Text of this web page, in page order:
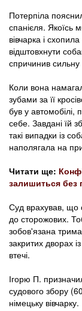
Потерпіла
спанієля. Якоїсь
вівчарка і
відштовхнути
спричинив сильну
Коли вона
зубами за її
був у автомобілі,
себе. Завдані їй
такі випадки із
наполягала на
Читати ще:
залишиться без
Суд врахував, що
до сторожових.
зобов'язана
закритих дворах
втечі.
Ігорю П.
судового збору
німецьку вівчарку.